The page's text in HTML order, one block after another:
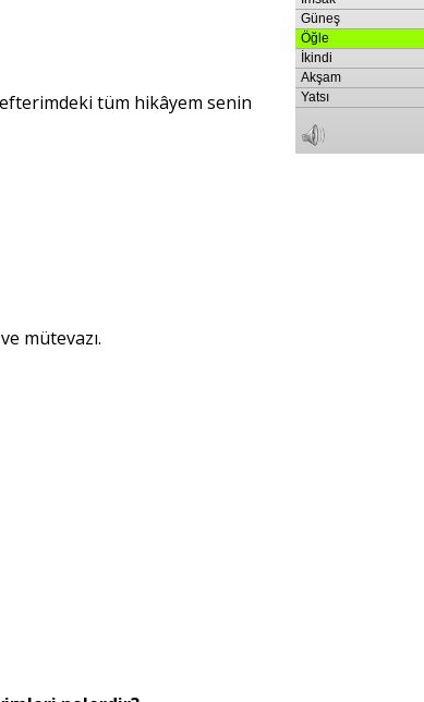
tüm hikâyem senin
mütevazı.